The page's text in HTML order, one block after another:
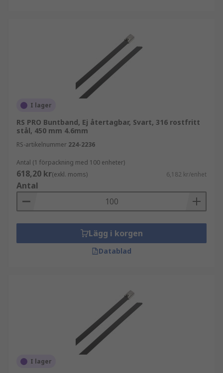
I lager
RS PRO Buntband, Ej återtagbar, Svart, 316 rostfritt
stål, 450 mm 4.6mm
RS-artikelnummer 224-2236
Antal (1 förpackning med 100 enheter)
618,20 kr(exkl. moms) 6,182 kr/enhet
Antal
Lägg i korgen
Datablad
I lager